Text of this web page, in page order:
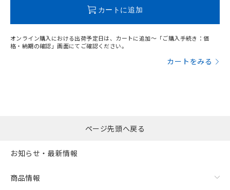
カートに追加
オンライン購入における出荷予定日は、カートに追加～「ご購入手続き：価
格・納期の確認」画面にてご確認ください。
カートをみる
ページ先頭へ戻る
お知らせ・最新情報
商品情報